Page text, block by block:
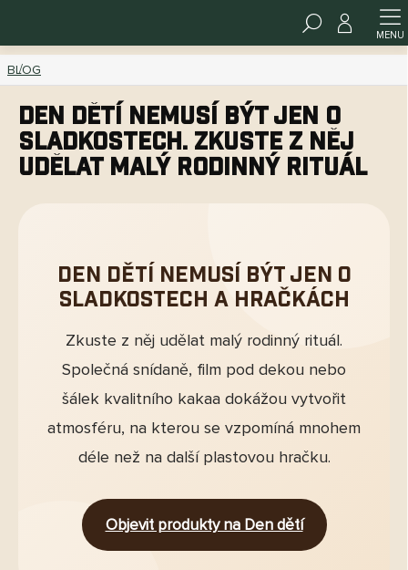
obsah
HLEDAT
BLOG
Den dětí nemusí být jen o
sladkostech. zkuste z něj
udělat malý rodinný rituál
Den dětí nemusí být jen o
sladkostech a hračkách
Zkuste z něj udělat malý rodinný rituál.
Společná snídaně, film pod dekou nebo
šálek kvalitního kakaa dokážou vytvořit
atmosféru, na kterou se vzpomíná mnohem
déle než na další plastovou hračku.
Objevit produkty na Den dětí